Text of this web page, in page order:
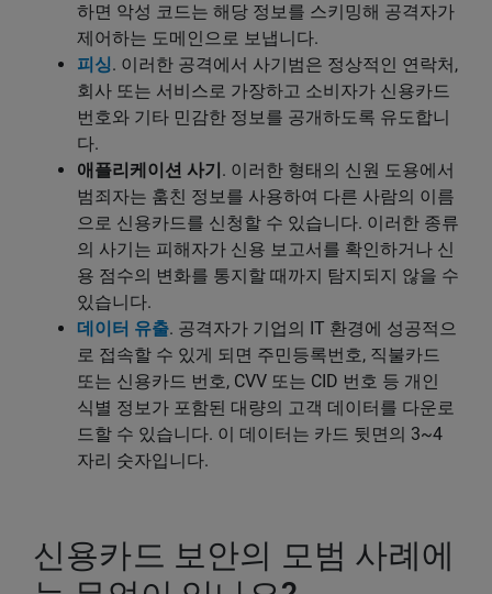
하면 악성 코드는 해당 정보를 스키밍해 공격자가
제어하는 도메인으로 보냅니다.
피싱. 이러한 공격에서 사기범은 정상적인 연락처,
회사 또는 서비스로 가장하고 소비자가 신용카드
번호와 기타 민감한 정보를 공개하도록 유도합니
다.
애플리케이션 사기 . 이러한 형태의 신원 도용에서
범죄자는 훔친 정보를 사용하여 다른 사람의 이름
으로 신용카드를 신청할 수 있습니다. 이러한 종류
의 사기는 피해자가 신용 보고서를 확인하거나 신
용 점수의 변화를 통지할 때까지 탐지되지 않을 수
있습니다.
데이터 유출. 공격자가 기업의 IT 환경에 성공적으
로 접속할 수 있게 되면 주민등록번호, 직불카드
또는 신용카드 번호, CVV 또는 CID 번호 등 개인
식별 정보가 포함된 대량의 고객 데이터를 다운로
드할 수 있습니다. 이 데이터는 카드 뒷면의 3~4
자리 숫자입니다.
신용카드 보안의 모범 사례에